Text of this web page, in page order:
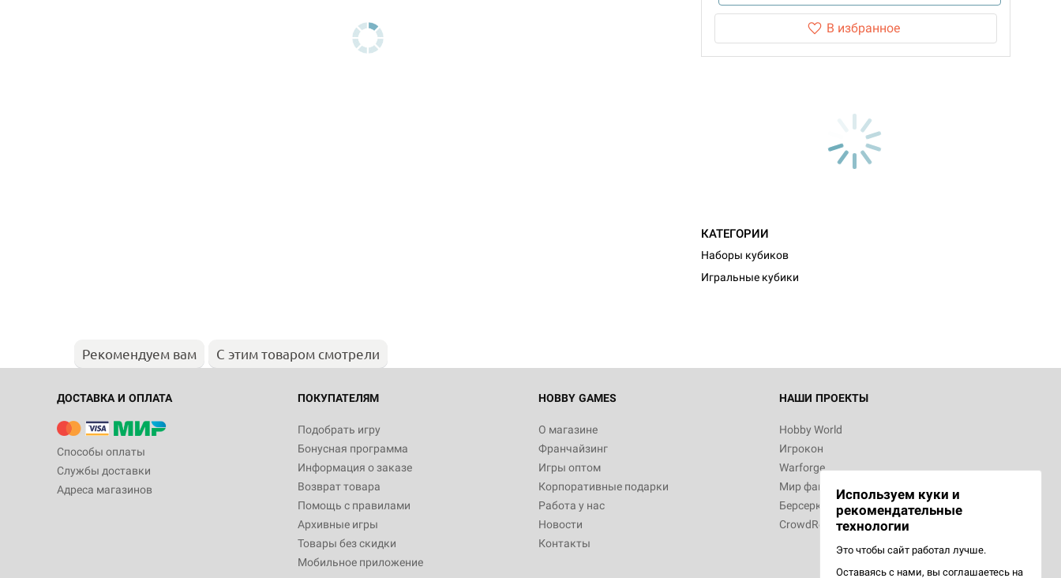
В избранное
КАТЕГОРИИ
Наборы кубиков
Игральные кубики
Рекомендуем вам С этим товаром смотрели
ДОСТАВКА И ОПЛАТА
Способы оплаты
Службы доставки
Адреса магазинов
ПОКУПАТЕЛЯМ
Подобрать игру
Бонусная программа
Информация о заказе
Возврат товара
Помощь с правилами
Архивные игры
Товары без скидки
Мобильное приложение
HOBBY GAMES
О магазине
Франчайзинг
Игры оптом
Корпоративные подарки
Работа у нас
Новости
Контакты
НАШИ ПРОЕКТЫ
Hobby World
Игрокон
Warforge
Мир фантастики
Берсерк
CrowdRepublic
Используем куки и
рекомендательные
технологии
Это чтобы сайт работал лучше.
Оставаясь с нами, вы соглашаетесь на